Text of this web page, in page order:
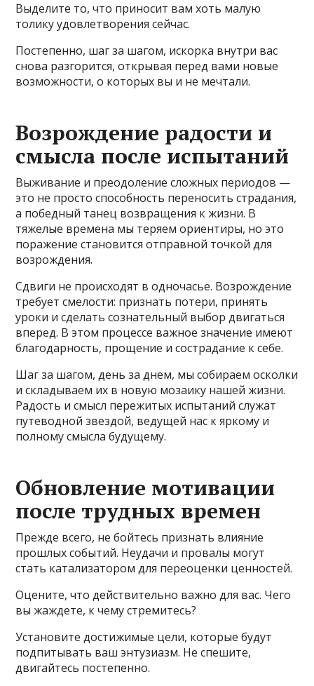
Выделите то, что приносит вам хоть малую
толику удовлетворения сейчас.
Постепенно, шаг за шагом, искорка внутри вас
снова разгорится, открывая перед вами новые
возможности, о которых вы и не мечтали.
Возрождение радости и
смысла после испытаний
Выживание и преодоление сложных периодов —
это не просто способность переносить страдания,
а победный танец возвращения к жизни. В
тяжелые времена мы теряем ориентиры, но это
поражение становится отправной точкой для
возрождения.
Сдвиги не происходят в одночасье. Возрождение
требует смелости: признать потери, принять
уроки и сделать сознательный выбор двигаться
вперед. В этом процессе важное значение имеют
благодарность, прощение и сострадание к себе.
Шаг за шагом, день за днем, мы собираем осколки
и складываем их в новую мозаику нашей жизни.
Радость и смысл пережитых испытаний служат
путеводной звездой, ведущей нас к яркому и
полному смысла будущему.
Обновление мотивации
после трудных времен
Прежде всего, не бойтесь признать влияние
прошлых событий. Неудачи и провалы могут
стать катализатором для переоценки ценностей.
Оцените, что действительно важно для вас. Чего
вы жаждете, к чему стремитесь?
Установите достижимые цели, которые будут
подпитывать ваш энтузиазм. Не спешите,
двигайтесь постепенно.